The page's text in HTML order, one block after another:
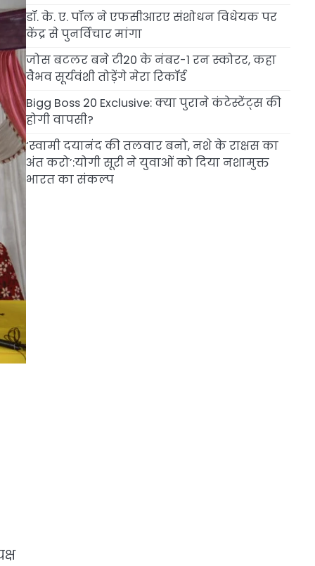
डॉ. के. ए. पॉल ने एफसीआरए संशोधन विधेयक पर
केंद्र से पुनर्विचार मांगा
जोस बटलर बने टी20 के नंबर-1 रन स्कोरर, कहा
वैभव सूर्यवंशी तोड़ेंगे मेरा रिकॉर्ड
Bigg Boss 20 Exclusive: क्या पुराने कंटेस्टेंट्स की
होगी वापसी?
‘स्वामी दयानंद की तलवार बनो, नशे के राक्षस का
अंत करो’:योगी सूरी ने युवाओं को दिया नशामुक्त
भारत का संकल्प